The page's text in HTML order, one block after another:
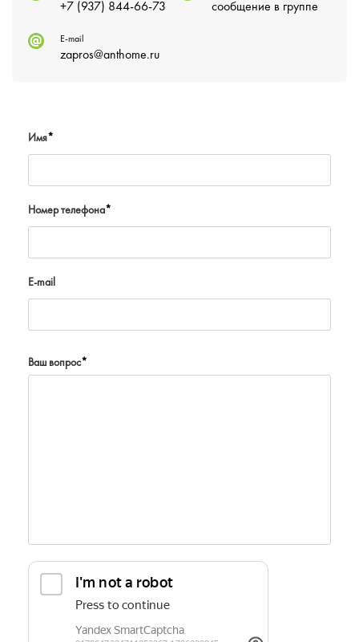
+7 (937) 844-66-73 сообщение в группе
E-mail
zapros@anthome.ru
Имя*
Номер телефона*
E-mail
Ваш вопрос*